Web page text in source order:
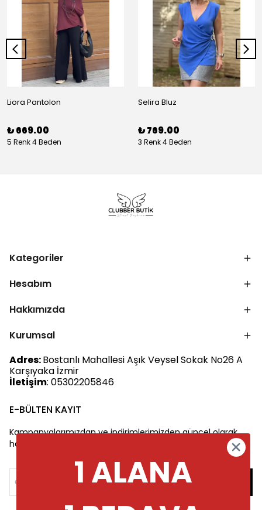
Liora Pantolon
₺ 669.00
5 Renk 4 Beden
Selira Bluz
₺ 769.00
3 Renk 4 Beden
Kategoriler
Hesabım
Hakkımızda
Kurumsal
Adres:Bostanlı Mahallesi Aşık Veysel Sokak No26 A
Karşıyaka İzmir
İletişim: 05302205846
E-BÜLTEN KAYIT
Kampanyalarımızdan ve indirimlerimizden güncel olarak
haberdar olun.
1 ALANA